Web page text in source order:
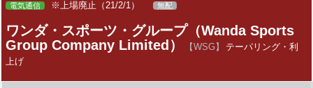
電気通信 ※上場廃止（21/2/1） 無配
ワンダ・スポーツ・グループ（Wanda Sports
Group Company Limited）
【WSG】
テーパリング・利
上げ